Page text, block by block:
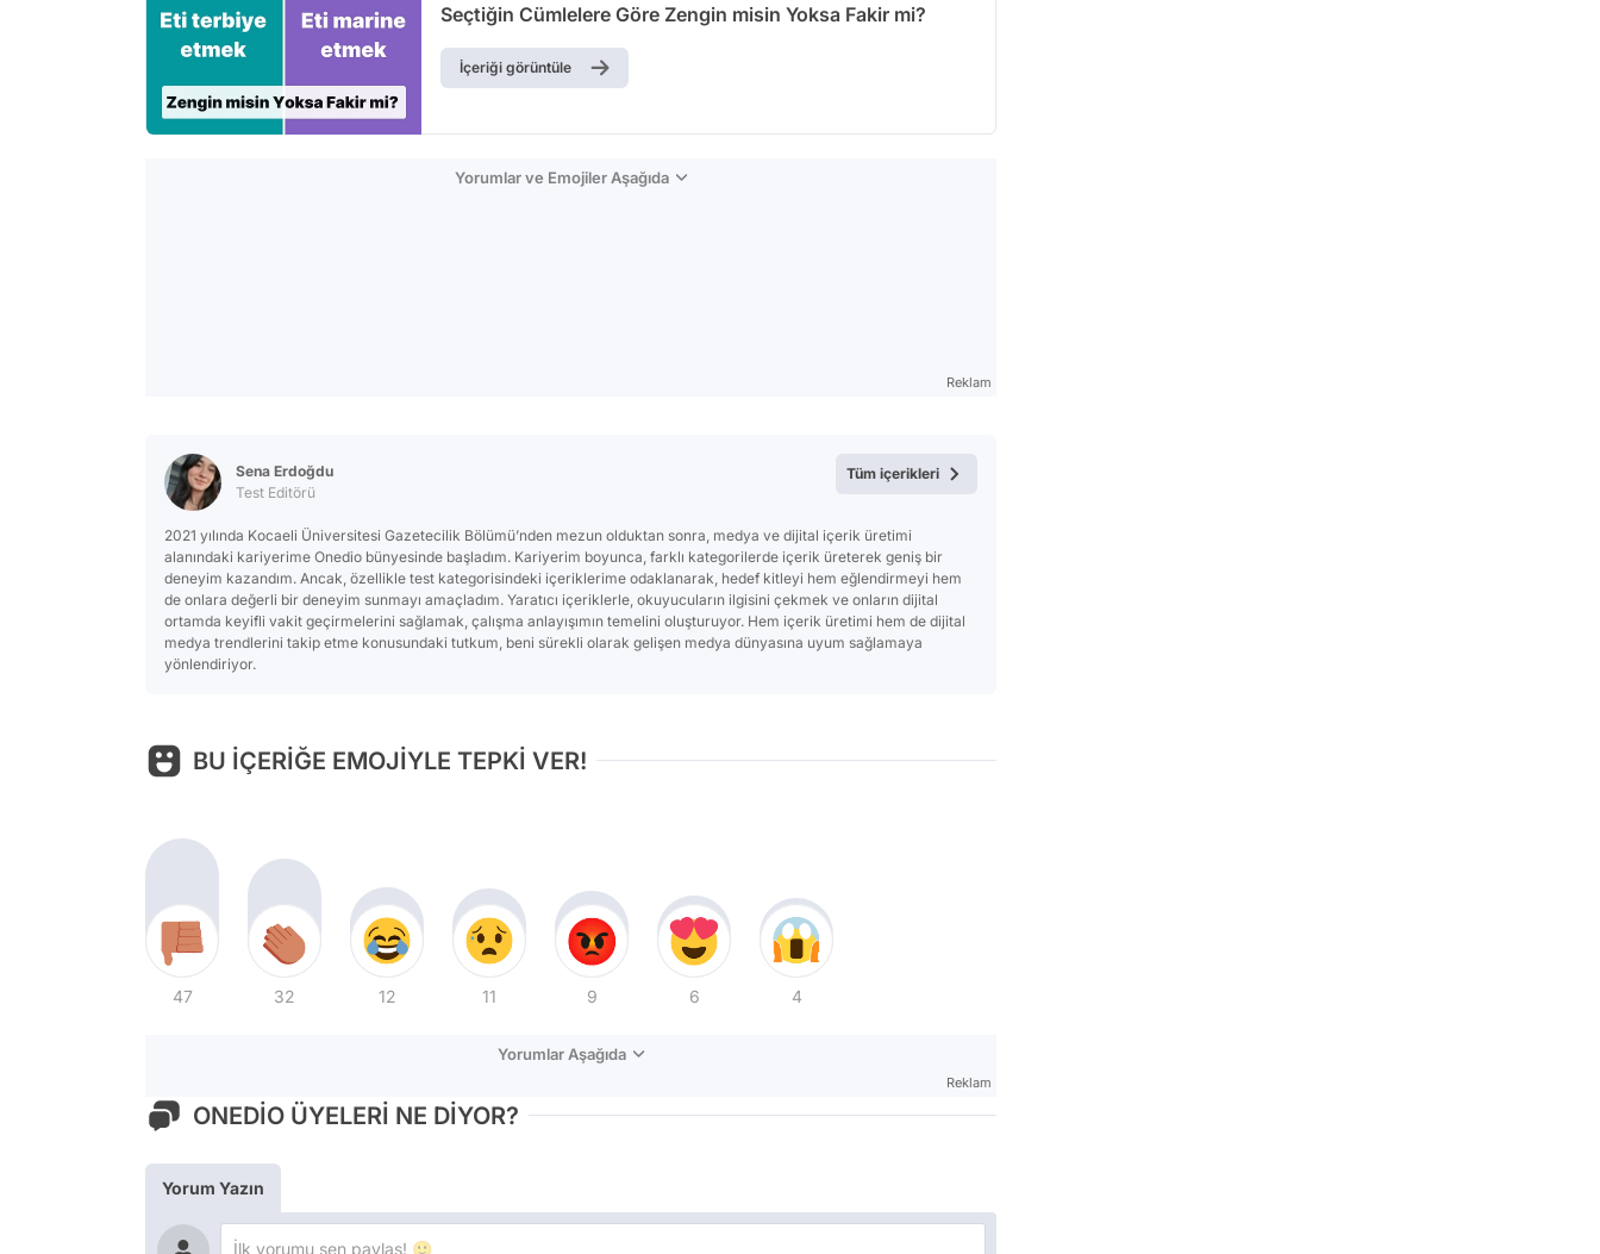
Seçtiğin Cümlelere Göre Zengin misin Yoksa Fakir mi?
İçeriği görüntüle
Yorumlar ve Emojiler Aşağıda
Reklam
Sena Erdoğdu
Test Editörü
2021 yılında Kocaeli Üniversitesi Gazetecilik Bölümü’nden mezun olduktan sonra, medya ve dijital içerik üretimi
alanındaki kariyerime Onedio bünyesinde başladım. Kariyerim boyunca, farklı kategorilerde içerik üreterek geniş bir
deneyim kazandım. Ancak, özellikle test kategorisindeki içeriklerime odaklanarak, hedef kitleyi hem eğlendirmeyi hem
de onlara değerli bir deneyim sunmayı amaçladım. Yaratıcı içeriklerle, okuyucuların ilgisini çekmek ve onların dijital
ortamda keyifli vakit geçirmelerini sağlamak, çalışma anlayışımın temelini oluşturuyor. Hem içerik üretimi hem de dijital
medya trendlerini takip etme konusundaki tutkum, beni sürekli olarak gelişen medya dünyasına uyum sağlamaya
yönlendiriyor.
Tüm içerikleri
BU İÇERİĞE EMOJİYLE TEPKİ VER!
47 32 12 11 9 6 4
Yorumlar Aşağıda
Reklam
ONEDİO ÜYELERİ NE DİYOR?
Yorum Yazın